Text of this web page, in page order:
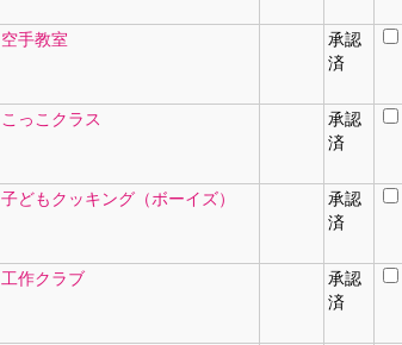
空手教室
承認
済
こっこクラス
承認
済
子どもクッキング（ボーイズ）
承認
済
工作クラブ
承認
済